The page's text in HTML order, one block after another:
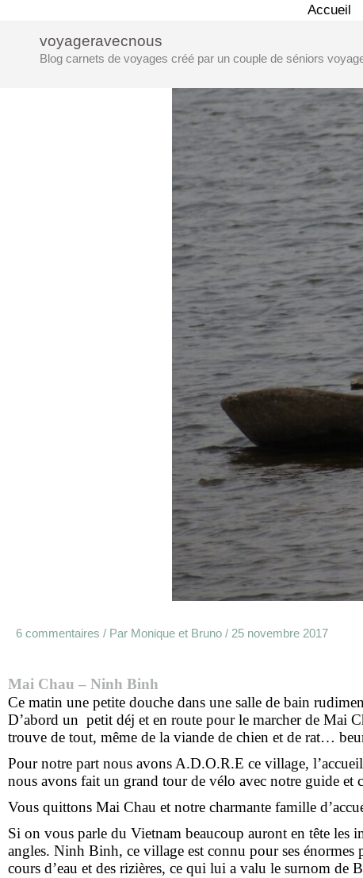
contenu
Accueil
voyageravecnous
Blog carnets de voyages créé par un couple de séniors
6 commentaires / Par Monique et Bruno / 25 novembre 2017
Mai Chau – Ninh Binh
Ce matin une petite douche dans une salle de bain
D’abord un petit déj et en route pour le marcher de Mai
trouve de tout, même de la viande de chien et de rat…
Pour notre part nous avons A.D.O.R.E ce village,
nous avons fait un grand tour de vélo avec notre guide et
Vous quittons Mai Chau et notre charmante famille
Si on vous parle du Vietnam beaucoup auront en tête les
angles. Ninh Binh, ce village est connu pour ses énormes
cours d’eau et des rizières, ce qui lui a valu le surnom de